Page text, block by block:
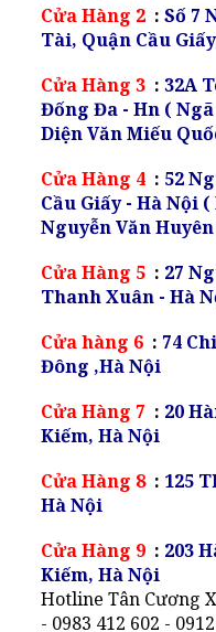
Cửa Hàng 2 : Số 7
Tài, Quận Cầu
Cửa Hàng 3 : 32A
Đống Đa - Hn (
Diện Văn Miếu
Cửa Hàng 4 : 52
Cầu Giấy - Hà Nội
Nguyễn Văn
Cửa Hàng 5 : 27
Thanh Xuân - Hà
Cửa hàng 6 : 74
Đông ,Hà Nội
Cửa Hàng 7 : 20
Kiếm, Hà Nội
Cửa Hàng 8 : 125
Hà Nội
Cửa Hàng 9 : 203
Kiếm, Hà Nội
Hotline Tân Cương
- 0983 412 602 -